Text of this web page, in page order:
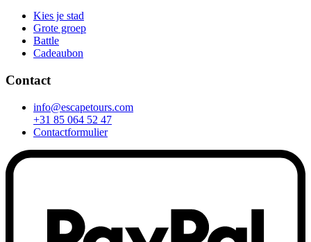
Kies je stad
Grote groep
Battle
Cadeaubon
Contact
info@escapetours.com
+31 85 064 52 47
Contactformulier